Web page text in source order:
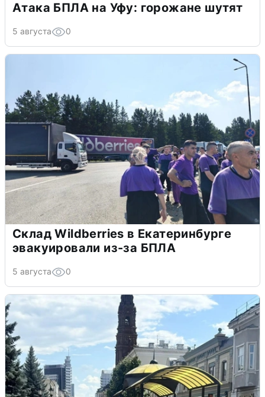
Атака БПЛА на Уфу: горожане шутят
5 августа 0
Склад Wildberries в Екатеринбурге
эвакуировали из-за БПЛА
5 августа 0